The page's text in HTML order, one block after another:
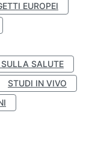
EUROPEI
SALUTE
STUDI IN VIVO